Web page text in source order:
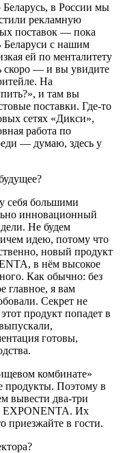
в России мы
рекламную
поставок — пока
Беларуси с нашим
ей по менталитету
скоро — и вы увидите
На
и там вы
поставки. Где-то
сетях «Дикси»,
работа по
— думаю, здесь у
себя большими
инновационный
Не будем
идею, потому что
новый продукт
в нём высокое
Как обычно: без
главное, я вам
Секрет не
продукт попадет в
готовы,
комбинате»
продукты. Поэтому в
вывести два-три
EXPONENTA. Их
приезжайте в гости.